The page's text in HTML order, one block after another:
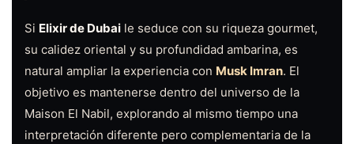
Si Elixir de Dubai le seduce con su riqueza gourmet,
su calidez oriental y su profundidad ambarina, es
natural ampliar la experiencia con Musk Imran. El
objetivo es mantenerse dentro del universo de la
Maison El Nabil, explorando al mismo tiempo una
interpretación diferente pero complementaria de la